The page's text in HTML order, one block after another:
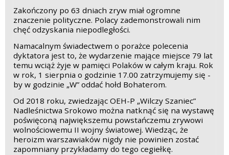
Zakończony po 63 dniach zryw miał ogromne
znaczenie polityczne. Polacy zademonstrowali nim
chęć odzyskania niepodległości.
Namacalnym świadectwem o porażce polecenia
dyktatora jest to, że wydarzenie mające miejsce 79 lat
temu wciąż żyje w pamięci Polaków w całym kraju. Rok
w rok, 1 sierpnia o godzinie 17.00 zatrzymujemy się -
by w godzinie „W” oddać hołd Bohaterom.
Od 2018 roku, zwiedzając OEH-P „Wilczy Szaniec”
Nadleśnictwa Srokowo można natknąć się na wystawę
poświęconą największemu powstańczemu zrywowi
wolnościowemu II wojny światowej. Wiedząc, że
heroizm warszawiaków nigdy nie powinien zostać
zapomniany przykładamy do tego cegiełkę.